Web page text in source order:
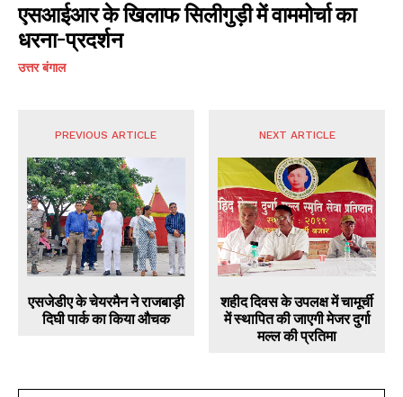
एसआईआर के खिलाफ सिलीगुड़ी में वाममोर्चा का
धरना-प्रदर्शन
उत्तर बंगाल
PREVIOUS ARTICLE
एसजेडीए के चेयरमैन ने राजबाड़ी
दिघी पार्क का किया औचक
NEXT ARTICLE
शहीद दिवस के उपलक्ष में चामूर्ची
में स्थापित की जाएगी मेजर दुर्गा
मल्ल की प्रतिमा